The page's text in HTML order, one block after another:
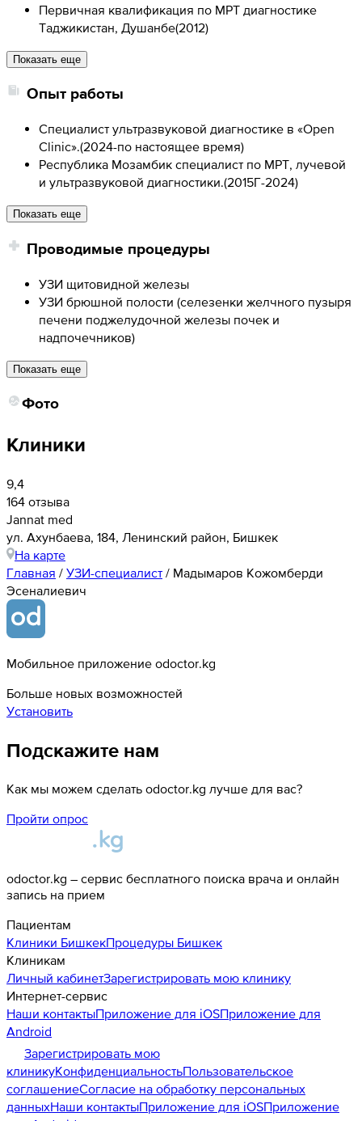
Первичная квалификация по МРТ диагностике
Таджикистан, Душанбе(2012)
Показать еще
Опыт работы
Специалист ультразвуковой диагностике в «Open
Clinic».(2024-по настоящее время)
Республика Мозамбик специалист по МРТ, лучевой
и ультразвуковой диагностики.(2015Г-2024)
Показать еще
Проводимые процедуры
УЗИ щитовидной железы
УЗИ брюшной полости (селезенки желчного пузыря
печени поджелудочной железы почек и
надпочечников)
Показать еще
Фото
Клиники
9,4
164 отзыва
Jannat med
ул. Ахунбаева, 184, Ленинский район, Бишкек
На карте
Главная / УЗИ-специалист / Мадымаров Кожомберди
Эсеналиевич
Мобильное приложение odoctor.kg
Больше новых возможностей
Установить
Подскажите нам
Как мы можем сделать odoctor.kg лучше для вас?
Пройти опрос
odoctor.kg – сервис бесплатного поиска врача и онлайн
запись на прием
Пациентам
Клиники БишкекПроцедуры Бишкек
Клиникам
Личный кабинетЗарегистрировать мою клинику
Интернет-сервис
Наши контактыПриложение для iOSПриложение для
Android
Зарегистрировать мою
клиникуКонфиденциальностьПользовательское
соглашениеСогласие на обработку персональных
данныхНаши контактыПриложение для iOSПриложение